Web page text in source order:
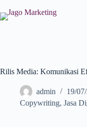
Rilis Media: Komunikasi
admin
19/
Copywriting, Jasa